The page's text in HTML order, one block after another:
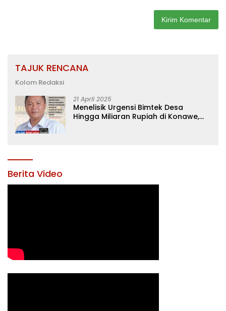
TAJUK RENCANA
Kolom Redaksi
21 April 2025
Menelisik Urgensi Bimtek Desa
Hingga Miliaran Rupiah di Konawe,
Berita Video